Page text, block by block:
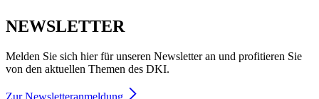
NEWSLETTER
Melden Sie sich hier für unseren Newsletter an und profitieren Sie
von den aktuellen Themen des DKI.
Zur Newsletteranmeldung